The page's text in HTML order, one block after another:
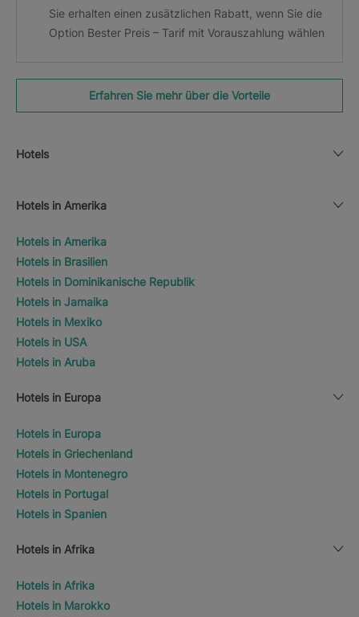
Sie erhalten einen zusätzlichen Rabatt, wenn Sie die
Option Bester Preis – Tarif mit Vorauszahlung wählen
Erfahren Sie mehr über die Vorteile
Hotels
Hotels in Amerika
Hotels in Amerika
Hotels in Brasilien
Hotels in Dominikanische Republik
Hotels in Jamaika
Hotels in Mexiko
Hotels in USA
Hotels in Aruba
Hotels in Europa
Hotels in Europa
Hotels in Griechenland
Hotels in Montenegro
Hotels in Portugal
Hotels in Spanien
Hotels in Afrika
Hotels in Afrika
Hotels in Marokko